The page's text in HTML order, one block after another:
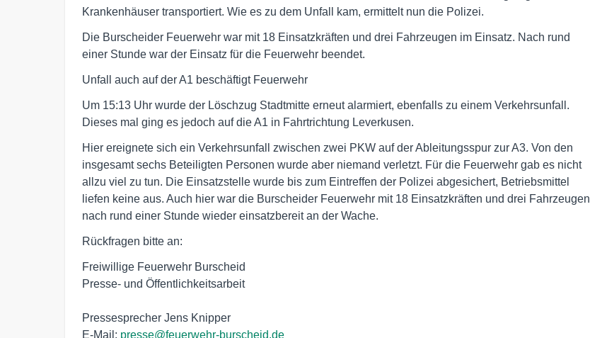
Krankenhäuser transportiert. Wie es zu dem Unfall kam, ermittelt nun die Polizei.
Die Burscheider Feuerwehr war mit 18 Einsatzkräften und drei Fahrzeugen im Einsatz. Nach rund
einer Stunde war der Einsatz für die Feuerwehr beendet.
Unfall auch auf der A1 beschäftigt Feuerwehr
Um 15:13 Uhr wurde der Löschzug Stadtmitte erneut alarmiert, ebenfalls zu einem Verkehrsunfall.
Dieses mal ging es jedoch auf die A1 in Fahrtrichtung Leverkusen.
Hier ereignete sich ein Verkehrsunfall zwischen zwei PKW auf der Ableitungsspur zur A3. Von den
insgesamt sechs Beteiligten Personen wurde aber niemand verletzt. Für die Feuerwehr gab es nicht
allzu viel zu tun. Die Einsatzstelle wurde bis zum Eintreffen der Polizei abgesichert, Betriebsmittel
liefen keine aus. Auch hier war die Burscheider Feuerwehr mit 18 Einsatzkräften und drei Fahrzeugen
nach rund einer Stunde wieder einsatzbereit an der Wache.
Rückfragen bitte an:
Freiwillige Feuerwehr Burscheid
Presse- und Öffentlichkeitsarbeit
Pressesprecher Jens Knipper
E-Mail: presse@feuerwehr-burscheid.de